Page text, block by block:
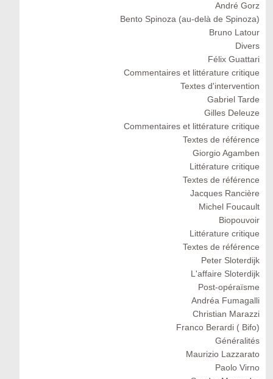
André Gorz
Bento Spinoza (au-delà de Spinoza)
Bruno Latour
Divers
Félix Guattari
Commentaires et littérature critique
Textes d'intervention
Gabriel Tarde
Gilles Deleuze
Commentaires et littérature critique
Textes de référence
Giorgio Agamben
Littérature critique
Textes de référence
Jacques Rancière
Michel Foucault
Biopouvoir
Littérature critique
Textes de référence
Peter Sloterdijk
L'affaire Sloterdijk
Post-opéraïsme
Andréa Fumagalli
Christian Marazzi
Franco Berardi ( Bifo)
Généralités
Maurizio Lazzarato
Paolo Virno